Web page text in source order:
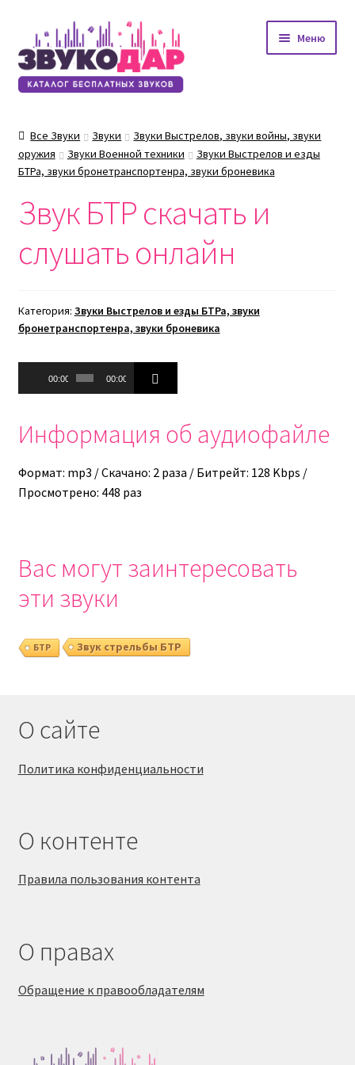
Перейти
к
навигации
Перейти
к
содержимому
Меню
Все Звуки Звуки
Звуки Выстрелов, звуки войны, звуки
оружия
Звуки Военной техники
Звуки Выстрелов и езды
БТРа, звуки бронетранспортенра, звуки броневика
Звук БТР скачать и
слушать онлайн
Категория: Звуки Выстрелов и езды БТРа, звуки
бронетранспортенра, звуки броневика
Аудиоплеер
00:00 00:00
Информация об аудиофайле
Формат: mp3 / Скачано: 2 раза / Битрейт: 128 Kbps /
Просмотрено: 448 раз
Вас могут заинтересовать
эти звуки
БТР Звук стрельбы БТР
О сайте
Политика конфиденциальности
О контенте
Правила пользования контента
О правах
Обращение к правообладателям